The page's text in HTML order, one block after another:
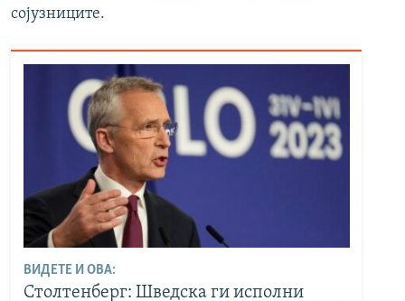
сојузниците.
ВИДЕТЕ И ОВА:
Столтенберг: Шведска ги исполни